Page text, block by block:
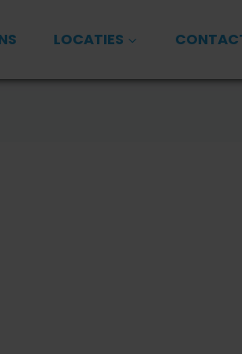
LOCATIES